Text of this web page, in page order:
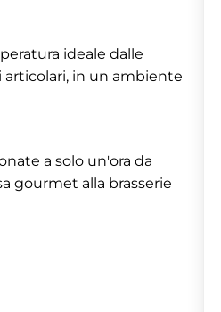
ideale dalle
articolari, in un ambiente
a solo un'ora da
gourmet alla brasserie